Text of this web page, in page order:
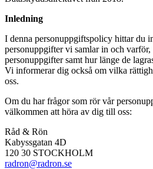
Inledning
I denna personuppgiftspolicy hittar du
personuppgifter vi samlar in och varför,
personuppgifter samt hur länge de
Vi informerar dig också om vilka
oss.
Om du har frågor som rör vår
välkommen att höra av dig till oss:
Råd & Rön
Kabyssgatan 4D
120 30 STOCKHOLM
radron@radron.se